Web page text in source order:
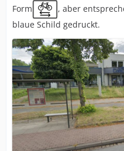
Form
, aber
blaue Schild gedruckt.